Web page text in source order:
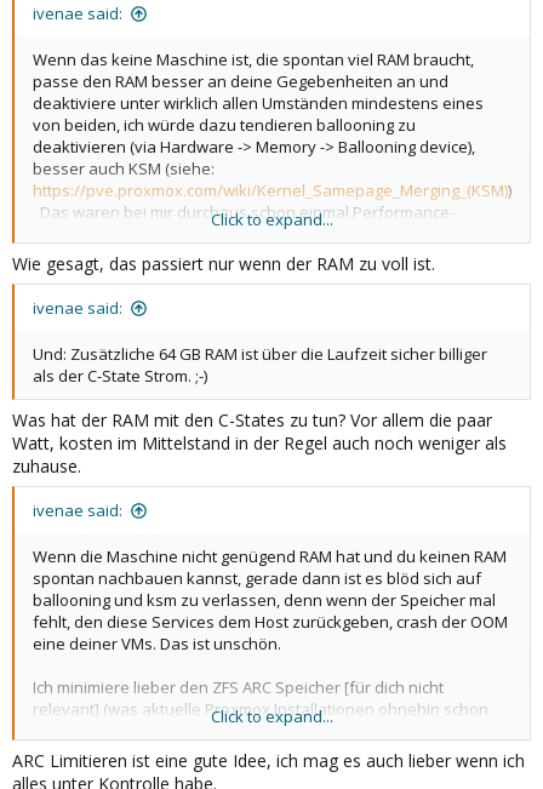
ivenae said:
Wenn das keine Maschine ist, die spontan viel RAM braucht,
passe den RAM besser an deine Gegebenheiten an und
deaktiviere unter wirklich allen Umständen mindestens eines
von beiden, ich würde dazu tendieren ballooning zu
deaktivieren (via Hardware -> Memory -> Ballooning device),
besser auch KSM (siehe:
https://pve.proxmox.com/wiki/Kernel_Samepage_Merging_(KSM))
. Das waren bei mir durchaus schon einmal Performance-
Eine VM, der du zu wenig RAM gegeben hast fängt an zu
Swappen, sie crasht nicht mit einem OOM. Swap ist unschön,
mehr aber auch nicht. Es kann dann immer noch granular der
eine oder andere Gigabyte zwischen den VMs verschoben
werden.
Click to expand...
Wie gesagt, das passiert nur wenn der RAM zu voll ist.
ivenae said:
Und: Zusätzliche 64 GB RAM ist über die Laufzeit sicher billiger
als der C-State Strom. ;-)
Was hat der RAM mit den C-States zu tun? Vor allem die paar
Watt, kosten im Mittelstand in der Regel auch noch weniger als
zuhause.
ivenae said:
Wenn die Maschine nicht genügend RAM hat und du keinen RAM
spontan nachbauen kannst, gerade dann ist es blöd sich auf
ballooning und ksm zu verlassen, denn wenn der Speicher mal
fehlt, den diese Services dem Host zurückgeben, crash der OOM
eine deiner VMs. Das ist unschön.
Ich minimiere lieber den ZFS ARC Speicher [für dich nicht
relevant] (was aktuelle Proxmox Installationen ohnehin schon
bei Installation machen). Ich persönlich nutze hier zwischen 2 GB
(bei 8 GB Host RAM für kleine Systeme) und 7 GB (für Systeme mit
64 GB RAM). Im letzteren Fall könntest du noch ca. 56 GB auf die
Click to expand...
ARC Limitieren ist eine gute Idee, ich mag es auch lieber wenn ich
alles unter Kontrolle habe.